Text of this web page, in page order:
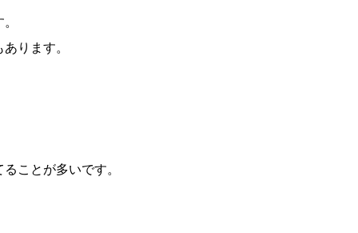
ります。
ことが多いです。